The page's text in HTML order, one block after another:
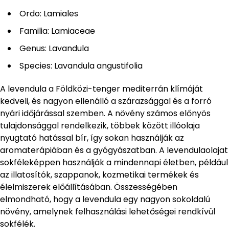
Ordo: Lamiales
Familia: Lamiaceae
Genus: Lavandula
Species: Lavandula angustifolia
A levendula a Földközi-tenger mediterrán klímáját
kedveli, és nagyon ellenálló a szárazsággal és a forró
nyári időjárással szemben. A növény számos előnyös
tulajdonsággal rendelkezik, többek között illóolaja
nyugtató hatással bír, így sokan használják az
aromaterápiában és a gyógyászatban. A levendulaolajat
sokféleképpen használják a mindennapi életben, például
az illatosítók, szappanok, kozmetikai termékek és
élelmiszerek előállításában. Összességében
elmondható, hogy a levendula egy nagyon sokoldalú
növény, amelynek felhasználási lehetőségei rendkívül
sokfélék.